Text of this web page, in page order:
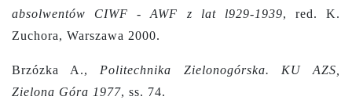
absolwentów CIWF - AWF z lat l929-1939, red. K.
Zuchora, Warszawa 2000.
Brzózka A., Politechnika Zielonogórska. KU AZS,
Zielona Góra 1977, ss. 74.